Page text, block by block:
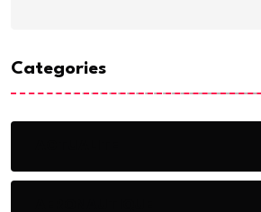
Categories